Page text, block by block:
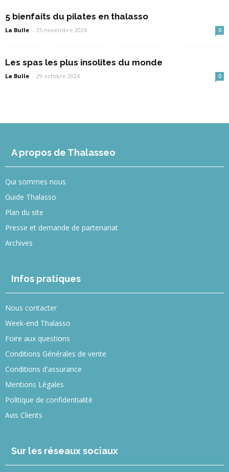
5 bienfaits du pilates en thalasso
La Bulle - 25 novembre 2024 0
Les spas les plus insolites du monde
La Bulle - 29 octobre 2024 0
A propos de Thalasseo
Qui sommes nous
Guide Thalasso
Plan du site
Presse et demande de partenariat
Archives
Infos pratiques
Nous contacter
Week-end Thalasso
Foire aux questions
Conditions Générales de vente
Conditions d'assurance
Mentions Légales
Politique de confidentialité
Avis Clients
Sur les réseaux sociaux